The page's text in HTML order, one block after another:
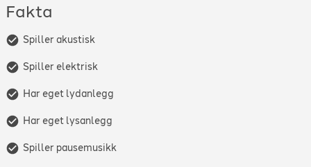
Fakta
Spiller akustisk
Spiller elektrisk
Har eget lydanlegg
Har eget lysanlegg
Spiller pausemusikk